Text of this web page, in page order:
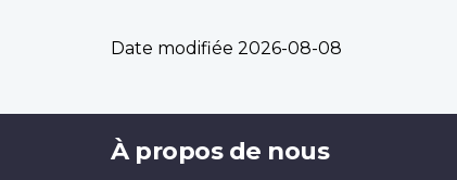
Date modifiée 2026-08-08
Brand
À propos de nous